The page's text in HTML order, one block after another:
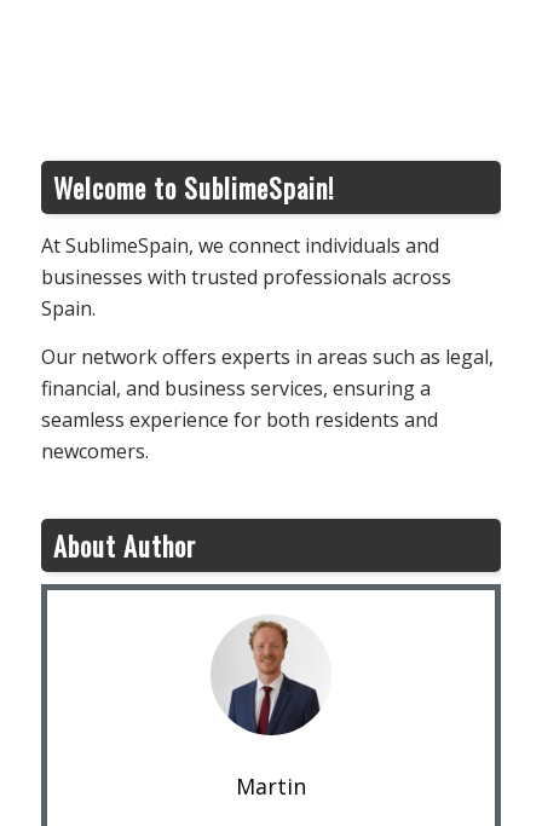
Welcome to SublimeSpain!
At SublimeSpain, we connect individuals and
businesses with trusted professionals across
Spain.
Our network offers experts in areas such as legal,
financial, and business services, ensuring a
seamless experience for both residents and
newcomers.
About Author
Martin